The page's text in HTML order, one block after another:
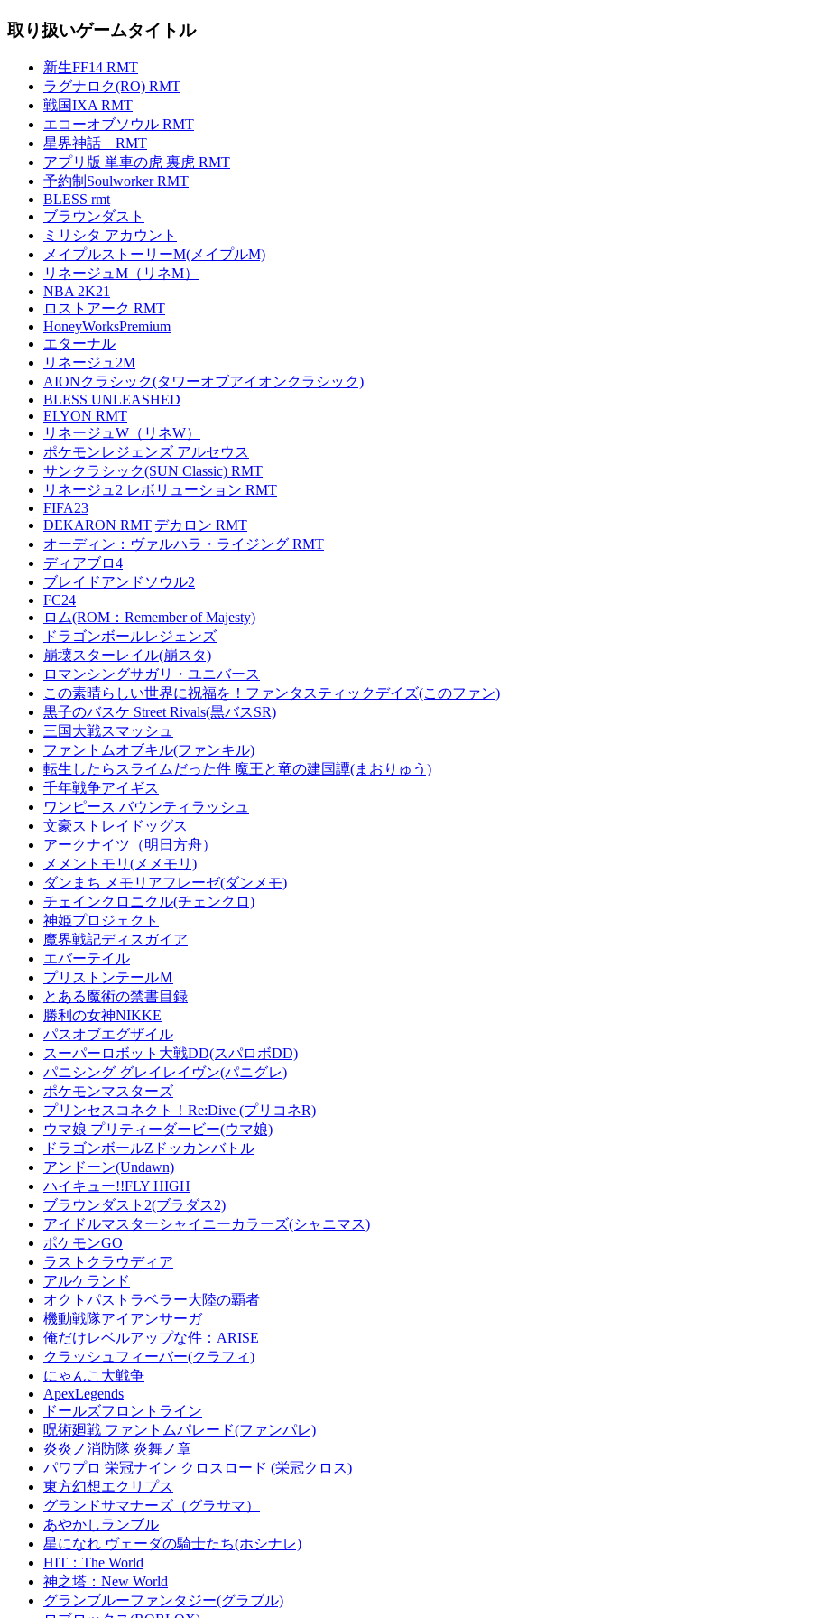
取り扱いゲームタイトル
新生FF14 RMT
ラグナロク(RO) RMT
戦国IXA RMT
エコーオブソウル RMT
星界神話 RMT
アプリ版 単車の虎 裏虎 RMT
予約制Soulworker RMT
BLESS rmt
ブラウンダスト
ミリシタ アカウント
メイプルストーリーM(メイプルM)
リネージュM（リネM）
NBA 2K21
ロストアーク RMT
HoneyWorksPremium
エターナル
リネージュ2M
AIONクラシック(タワーオブアイオンクラシック)
BLESS UNLEASHED
ELYON RMT
リネージュW（リネW）
ポケモンレジェンズ アルセウス
サンクラシック(SUN Classic) RMT
リネージュ2 レボリューション RMT
FIFA23
DEKARON RMT|デカロン RMT
オーディン：ヴァルハラ・ライジング RMT
ディアブロ4
ブレイドアンドソウル2
FC24
ロム(ROM：Remember of Majesty)
ドラゴンボールレジェンズ
崩壊スターレイル(崩スタ)
ロマンシングサガリ・ユニバース
この素晴らしい世界に祝福を！ファンタスティックデイズ(このファン)
黒子のバスケ Street Rivals(黒バスSR)
三国大戦スマッシュ
ファントムオブキル(ファンキル)
転生したらスライムだった件 魔王と竜の建国譚(まおりゅう)
千年戦争アイギス
ワンピース バウンティラッシュ
文豪ストレイドッグス
アークナイツ（明日方舟）
メメントモリ(メメモリ)
ダンまち メモリアフレーゼ(ダンメモ)
チェインクロニクル(チェンクロ)
神姫プロジェクト
魔界戦記ディスガイア
エバーテイル
プリストンテールＭ
とある魔術の禁書目録
勝利の女神NIKKE
パスオブエグザイル
スーパーロボット大戦DD(スパロボDD)
パニシング グレイレイヴン(パニグレ)
ポケモンマスターズ
プリンセスコネクト！Re:Dive (プリコネR)
ウマ娘 プリティーダービー(ウマ娘)
ドラゴンボールZドッカンバトル
アンドーン(Undawn)
ハイキュー!!FLY HIGH
ブラウンダスト2(ブラダス2)
アイドルマスターシャイニーカラーズ(シャニマス)
ポケモンGO
ラストクラウディア
アルケランド
オクトパストラベラー大陸の覇者
機動戦隊アイアンサーガ
俺だけレベルアップな件：ARISE
クラッシュフィーバー(クラフィ)
にゃんこ大戦争
ApexLegends
ドールズフロントライン
呪術廻戦 ファントムパレード(ファンパレ)
炎炎ノ消防隊 炎舞ノ章
パワプロ 栄冠ナイン クロスロード (栄冠クロス)
東方幻想エクリプス
グランドサマナーズ（グラサマ）
あやかしランブル
星になれ ヴェーダの騎士たち(ホシナレ)
HIT：The World
神之塔：New World
グランブルーファンタジー(グラブル)